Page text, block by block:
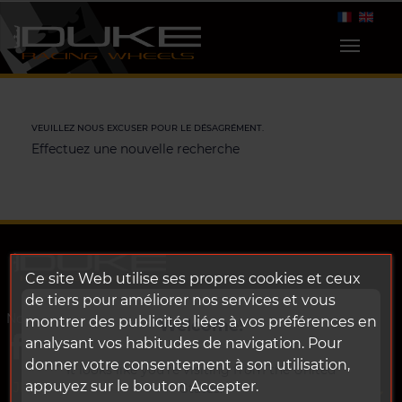
Welcome!
It looks like you're visiting from the United
States.
VEUILLEZ NOUS EXCUSER POUR LE DÉSAGRÉMENT.
Effectuez une nouvelle recherche
Nos réseaux sociaux:
JPRACINGBIKE
Ce site Web utilise ses propres cookies et ceux
de tiers pour améliorer nos services et vous
montrer des publicités liées à vos préférences en
analysant vos habitudes de navigation. Pour
donner votre consentement à son utilisation,
appuyez sur le bouton Accepter.